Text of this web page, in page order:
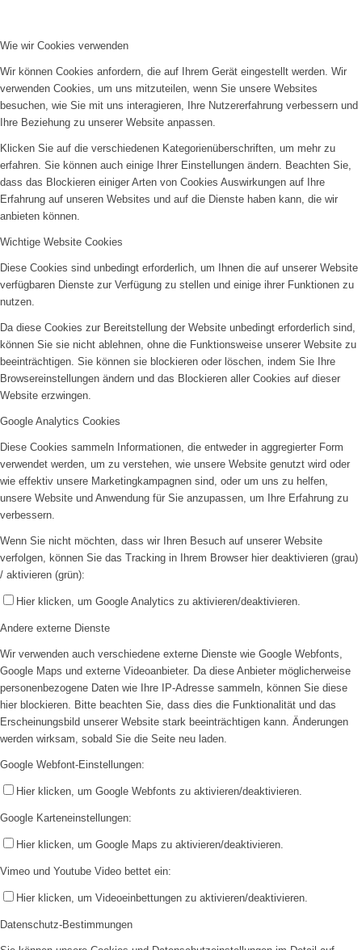
Wie wir Cookies verwenden
Wir können Cookies anfordern, die auf Ihrem Gerät eingestellt werden. Wir
verwenden Cookies, um uns mitzuteilen, wenn Sie unsere Websites
besuchen, wie Sie mit uns interagieren, Ihre Nutzererfahrung verbessern und
Ihre Beziehung zu unserer Website anpassen.
Klicken Sie auf die verschiedenen Kategorienüberschriften, um mehr zu
erfahren. Sie können auch einige Ihrer Einstellungen ändern. Beachten Sie,
dass das Blockieren einiger Arten von Cookies Auswirkungen auf Ihre
Erfahrung auf unseren Websites und auf die Dienste haben kann, die wir
anbieten können.
Wichtige Website Cookies
Diese Cookies sind unbedingt erforderlich, um Ihnen die auf unserer Website
verfügbaren Dienste zur Verfügung zu stellen und einige ihrer Funktionen zu
nutzen.
Da diese Cookies zur Bereitstellung der Website unbedingt erforderlich sind,
können Sie sie nicht ablehnen, ohne die Funktionsweise unserer Website zu
beeinträchtigen. Sie können sie blockieren oder löschen, indem Sie Ihre
Browsereinstellungen ändern und das Blockieren aller Cookies auf dieser
Website erzwingen.
Google Analytics Cookies
Diese Cookies sammeln Informationen, die entweder in aggregierter Form
verwendet werden, um zu verstehen, wie unsere Website genutzt wird oder
wie effektiv unsere Marketingkampagnen sind, oder um uns zu helfen,
unsere Website und Anwendung für Sie anzupassen, um Ihre Erfahrung zu
verbessern.
Wenn Sie nicht möchten, dass wir Ihren Besuch auf unserer Website
verfolgen, können Sie das Tracking in Ihrem Browser hier deaktivieren (grau)
/ aktivieren (grün):
Hier klicken, um Google Analytics zu aktivieren/deaktivieren.
Andere externe Dienste
Wir verwenden auch verschiedene externe Dienste wie Google Webfonts,
Google Maps und externe Videoanbieter. Da diese Anbieter möglicherweise
personenbezogene Daten wie Ihre IP-Adresse sammeln, können Sie diese
hier blockieren. Bitte beachten Sie, dass dies die Funktionalität und das
Erscheinungsbild unserer Website stark beeinträchtigen kann. Änderungen
werden wirksam, sobald Sie die Seite neu laden.
Google Webfont-Einstellungen:
Hier klicken, um Google Webfonts zu aktivieren/deaktivieren.
Google Karteneinstellungen:
Hier klicken, um Google Maps zu aktivieren/deaktivieren.
Vimeo und Youtube Video bettet ein:
Hier klicken, um Videoeinbettungen zu aktivieren/deaktivieren.
Datenschutz-Bestimmungen